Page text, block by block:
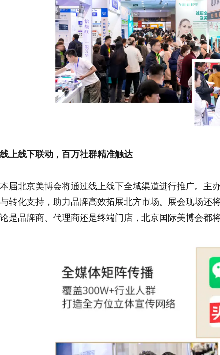
线上线下联动，百万社群精准触达
本届北京美博会将通过线上线下全域渠道进行推广。主
与转化支持，助力品牌高效拓展北方市场。展会现场还
论是品牌商、代理商还是终端门店，北京国际美博会都